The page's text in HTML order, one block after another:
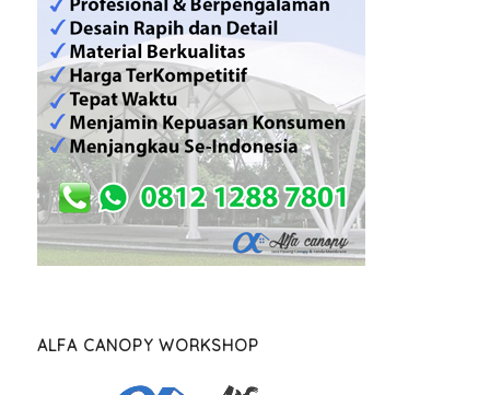
ALFA CANOPY WORKSHOP